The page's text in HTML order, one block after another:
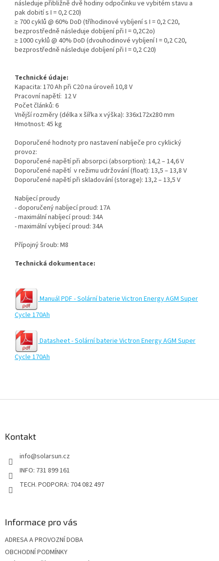
následuje přibližně dvě hodiny odpočinku ve vybitém stavu a
pak dobití s I = 0,2 C20)
≥ 700 cyklů @ 60% DoD (tříhodinové vybíjení s I = 0,2 C20,
bezprostředně následuje dobíjení při I = 0,2C2o)
≥ 1000 cyklů @ 40% DoD (dvouhodinové vybíjení I = 0,2 C20,
bezprostředně následuje dobíjení při I = 0,2 C20)
Technické údaje:
Kapacita: 170 Ah při C20 na úroveň 10,8 V
Pracovní napětí: 12 V
Počet článků: 6
Vnější rozměry (délka x šířka x výška): 336x172x280 mm
Hmotnost: 45 kg
Doporučené hodnoty pro nastavení nabíječe pro cyklický
provoz:
Doporučené napětí při absorpci (absorption): 14,2 – 14,6 V
Doporučené napětí v režimu udržování (float): 13,5 – 13,8 V
Doporučené napětí při skladování (storage): 13,2 – 13,5 V
Nabíjecí proudy
- doporučený nabíjecí proud: 17A
- maximální nabíjecí proud: 34A
- maximální vybíjecí proud: 34A
Přípojný šroub: M8
Technická dokumentace:
Manuál PDF - Solární baterie Victron Energy AGM Super
Cycle 170Ah
Datasheet - Solární baterie Victron Energy AGM Super
Cycle 170Ah
Kontakt
info@solarsun.cz
INFO: 731 899 161
TECH. PODPORA: 704 082 497
Informace pro vás
ADRESA A PROVOZNÍ DOBA
OBCHODNÍ PODMÍNKY